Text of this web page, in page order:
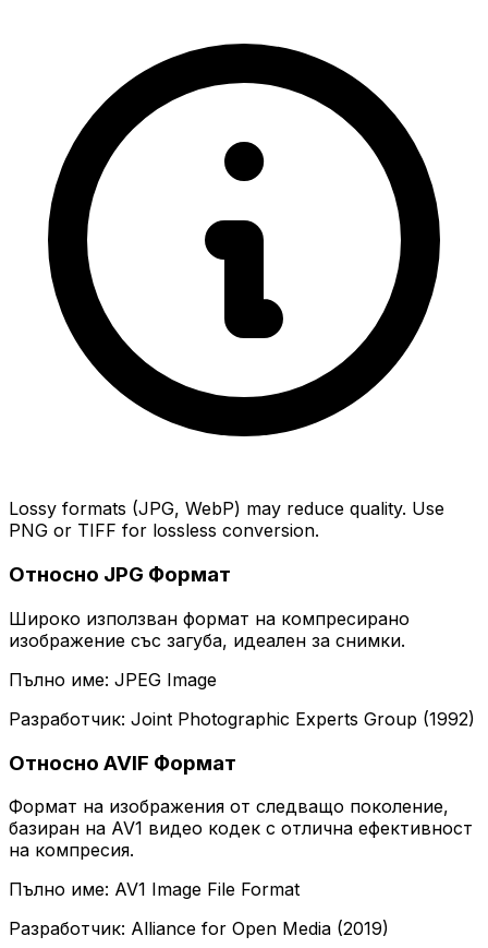
Lossy formats (JPG, WebP) may reduce quality. Use
PNG or TIFF for lossless conversion.
Относно JPG Формат
Широко използван формат на компресирано
изображение със загуба, идеален за снимки.
Пълно име: JPEG Image
Разработчик: Joint Photographic Experts Group (1992)
Относно AVIF Формат
Формат на изображения от следващо поколение,
базиран на AV1 видео кодек с отлична ефективност
на компресия.
Пълно име: AV1 Image File Format
Разработчик: Alliance for Open Media (2019)